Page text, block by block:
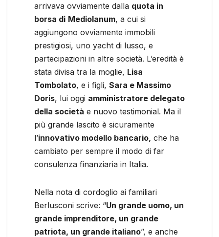
arrivava ovviamente dalla quota in
borsa di Mediolanum, a cui si
aggiungono ovviamente immobili
prestigiosi, uno yacht di lusso, e
partecipazioni in altre società. L’eredità è
stata divisa tra la moglie, Lisa
Tombolato, e i figli, Sara e Massimo
Doris, lui oggi amministratore delegato
della società e nuovo testimonial. Ma il
più grande lascito è sicuramente
l’innovativo modello bancario, che ha
cambiato per sempre il modo di far
consulenza finanziaria in Italia.
Nella nota di cordoglio ai familiari
Berlusconi scrive: “Un grande uomo, un
grande imprenditore, un grande
patriota, un grande italiano”, e anche